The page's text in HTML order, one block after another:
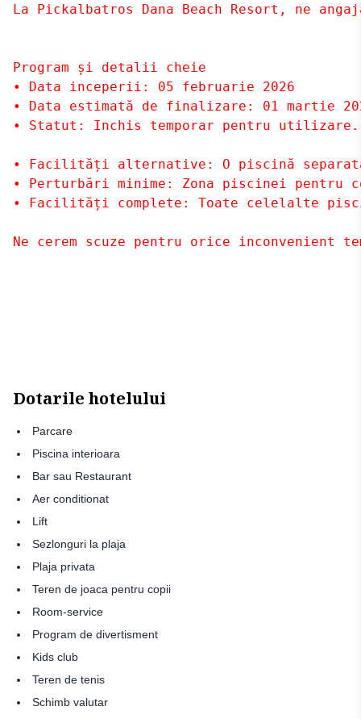
La Pickalbatros Dana Beach Resort, ne
Program și detalii cheie
• Data inceperii: 05 februarie 2026
• Data estimată de finalizare: 01 martie
• Statut: Inchis temporar pentru utilizare.
• Facilități alternative: O piscină
• Perturbări minime: Zona piscinei
• Facilități complete: Toate celelalte
Ne cerem scuze pentru orice
Dotarile hotelului
Parcare
Piscina interioara
Bar sau Restaurant
Aer conditionat
Lift
Sezlonguri la plaja
Plaja privata
Teren de joaca pentru copii
Room-service
Program de divertisment
Kids club
Teren de tenis
Schimb valutar